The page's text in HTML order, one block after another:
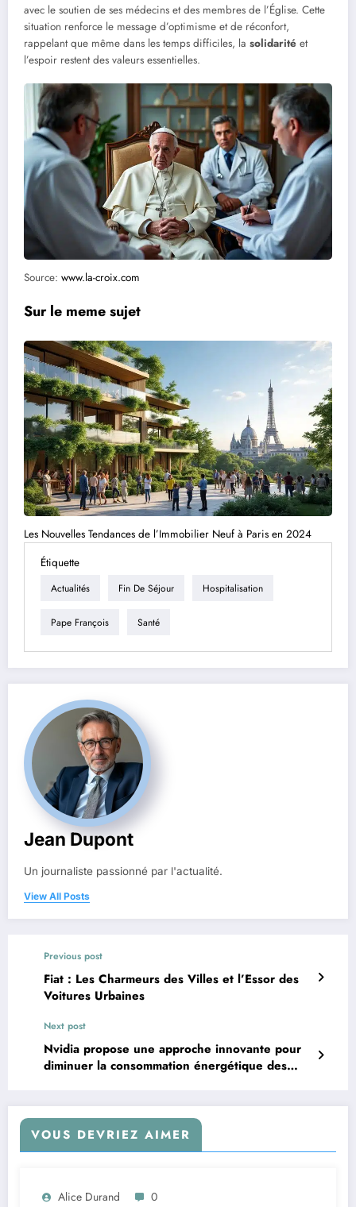
avec le soutien de ses médecins et des membres de l’Église. Cette
situation renforce le message d’optimisme et de réconfort,
rappelant que même dans les temps difficiles, la solidarité et
l’espoir restent des valeurs essentielles.
Source: www.la-croix.com
Sur le meme sujet
Les Nouvelles Tendances de l’Immobilier Neuf à Paris en 2024
Étiquette
Actualités Fin De Séjour Hospitalisation
Pape François Santé
Jean Dupont
Un journaliste passionné par l'actualité.
View All Posts
Previous post
Fiat : Les Charmeurs des Villes et l’Essor des
Voitures Urbaines
Next post
Nvidia propose une approche innovante pour
diminuer la consommation énergétique des
VOUS DEVRIEZ AIMER
Alice Durand 0